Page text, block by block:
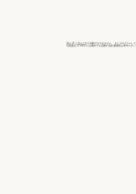
実は AI と言えど全て自動ではできません。 またプログラムし
写真復活 STUDIO には海外でも活躍する経 験豊富な専門スタ